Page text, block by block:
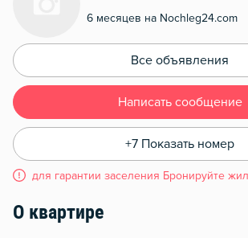
6 месяцев на Nochleg24.com
Все объявления
Написать сообщение
+7 Показать номер
для гарантии заселения Бронируйте
О квартире